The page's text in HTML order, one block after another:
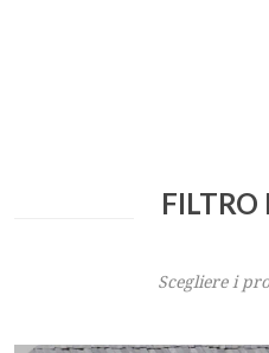
FILTRO
Scegliere i